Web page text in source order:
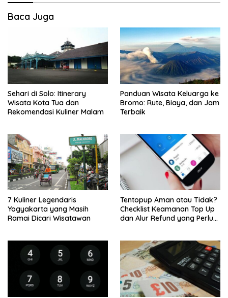
Baca Juga
Sehari di Solo: Itinerary
Wisata Kota Tua dan
Rekomendasi Kuliner Malam
Panduan Wisata Keluarga ke
Bromo: Rute, Biaya, dan Jam
Terbaik
7 Kuliner Legendaris
Yogyakarta yang Masih
Ramai Dicari Wisatawan
Tentopup Aman atau Tidak?
Checklist Keamanan Top Up
dan Alur Refund yang Perlu